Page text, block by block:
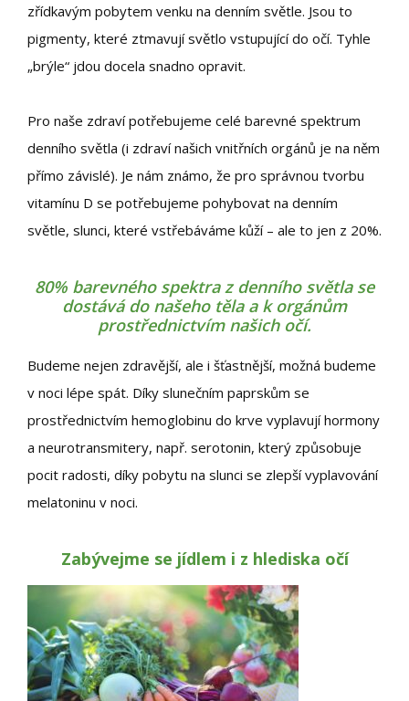
zřídkavým pobytem venku na denním světle. Jsou to
pigmenty, které ztmavují světlo vstupující do očí. Tyhle
„brýle“ jdou docela snadno opravit.
Pro naše zdraví potřebujeme celé barevné spektrum
denního světla (i zdraví našich vnitřních orgánů je na něm
přímo závislé). Je nám známo, že pro správnou tvorbu
vitamínu D se potřebujeme pohybovat na denním
světle, slunci, které vstřebáváme kůží – ale to jen z 20%.
80% barevného spektra z denního světla se
dostává do našeho těla a k orgánům
prostřednictvím našich očí.
Budeme nejen zdravější, ale i šťastnější, možná budeme
v noci lépe spát. Díky slunečním paprskům se
prostřednictvím hemoglobinu do krve vyplavují hormony
a neurotransmitery, např. serotonin, který způsobuje
pocit radosti, díky pobytu na slunci se zlepší vyplavování
melatoninu v noci.
Zabývejme se jídlem i z hlediska očí